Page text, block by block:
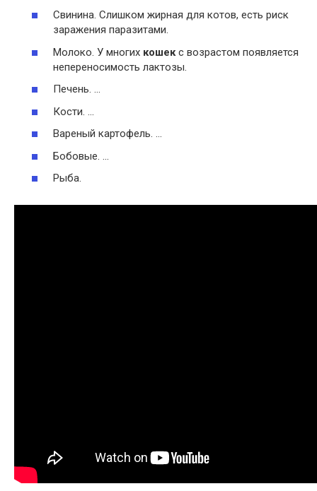
Свинина. Слишком жирная для котов, есть риск
заражения паразитами.
Молоко. У многих кошекс возрастом появляется
непереносимость лактозы.
Печень. …
Кости. …
Вареный картофель. …
Бобовые. …
Рыба.